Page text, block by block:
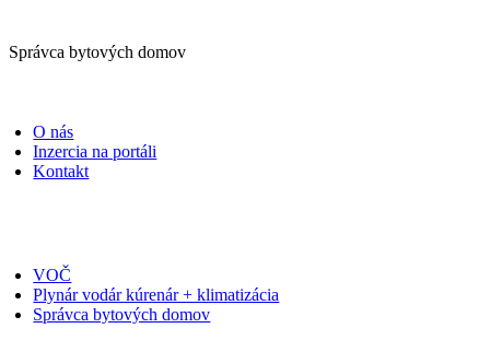
Správca bytových domov
O nás
Inzercia na portáli
Kontakt
VOČ
Plynár vodár kúrenár + klimatizácia
Správca bytových domov